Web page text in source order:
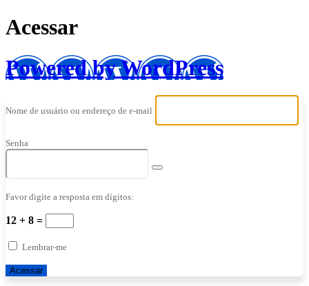
Acessar
Powered by WordPress
Nome de usuário ou endereço de e-mail
Senha
Favor digite a resposta em dígitos:
12 + 8 =
Lembrar-me